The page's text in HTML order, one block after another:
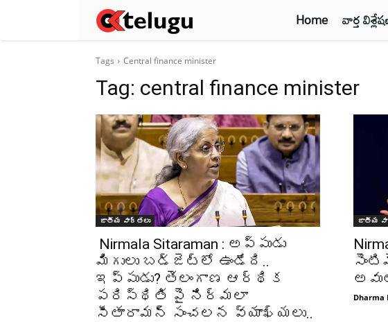
Home వార్త
Tags Central finance minister
Tag: central finance minister
జాతీయ వార్తలు
Nirmala Sitaraman : అప్పుడు
మిగులు బడ్జెట్లో ఉండేది..
ఇప్పుడు? తెలంగాణ ఆర్థిక
పరిస్థితి పై నిర్మలా
సీతారామన్ సంచలన వ్యాఖ్యలు..
జాతీయ
Dharma